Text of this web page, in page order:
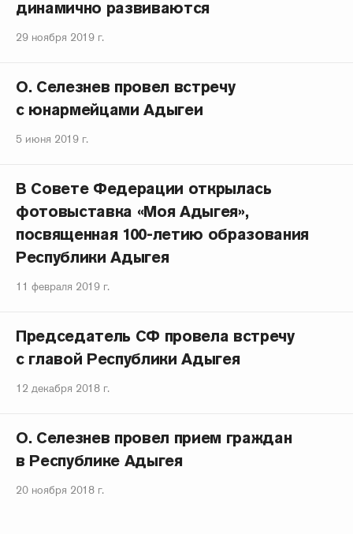
динамично развиваются
29 ноября 2019 г.
О. Селезнев провел встречу
с юнармейцами Адыгеи
5 июня 2019 г.
В Совете Федерации открылась
фотовыставка «Моя Адыгея»,
посвященная 100-летию образования
Республики Адыгея
11 февраля 2019 г.
Председатель СФ провела встречу
с главой Республики Адыгея
12 декабря 2018 г.
О. Селезнев провел прием граждан
в Республике Адыгея
20 ноября 2018 г.